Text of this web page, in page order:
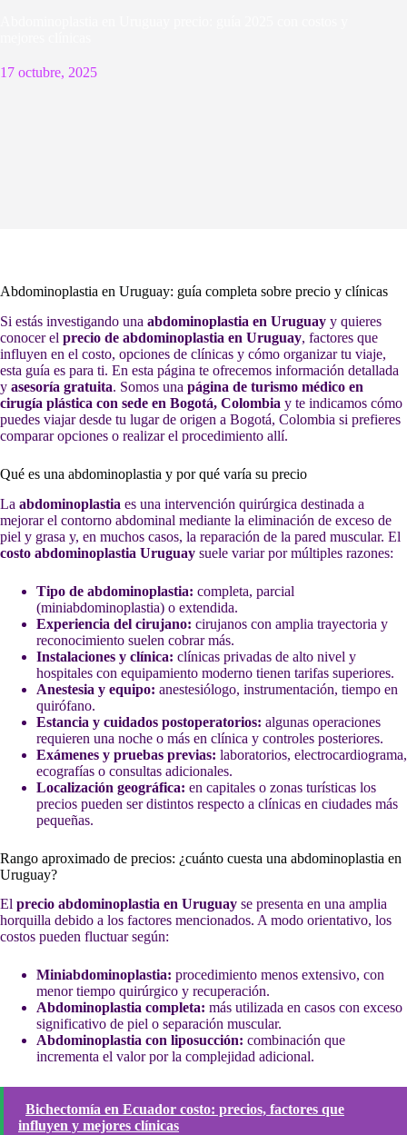
17 octubre, 2025
Abdominoplastia en Uruguay: guía completa sobre precio y clínicas
Si estás investigando una abdominoplastia en Uruguay y quieres
conocer el precio de abdominoplastia en Uruguay, factores que
influyen en el costo, opciones de clínicas y cómo organizar tu viaje,
esta guía es para ti. En esta página te ofrecemos información detallada
y asesoría gratuita. Somos una página de turismo médico en
cirugía plástica con sede en Bogotá, Colombia y te indicamos cómo
puedes viajar desde tu lugar de origen a Bogotá, Colombia si prefieres
comparar opciones o realizar el procedimiento allí.
Qué es una abdominoplastia y por qué varía su precio
La abdominoplastia es una intervención quirúrgica destinada a
mejorar el contorno abdominal mediante la eliminación de exceso de
piel y grasa y, en muchos casos, la reparación de la pared muscular. El
costo abdominoplastia Uruguay suele variar por múltiples razones:
Tipo de abdominoplastia: completa, parcial
(miniabdominoplastia) o extendida.
Experiencia del cirujano: cirujanos con amplia trayectoria y
reconocimiento suelen cobrar más.
Instalaciones y clínica: clínicas privadas de alto nivel y
hospitales con equipamiento moderno tienen tarifas superiores.
Anestesia y equipo: anestesiólogo, instrumentación, tiempo en
quirófano.
Estancia y cuidados postoperatorios: algunas operaciones
requieren una noche o más en clínica y controles posteriores.
Exámenes y pruebas previas: laboratorios, electrocardiograma,
ecografías o consultas adicionales.
Localización geográfica: en capitales o zonas turísticas los
precios pueden ser distintos respecto a clínicas en ciudades más
pequeñas.
Rango aproximado de precios: ¿cuánto cuesta una abdominoplastia en
Uruguay?
El precio abdominoplastia en Uruguay se presenta en una amplia
horquilla debido a los factores mencionados. A modo orientativo, los
costos pueden fluctuar según:
Miniabdominoplastia: procedimiento menos extensivo, con
menor tiempo quirúrgico y recuperación.
Abdominoplastia completa: más utilizada en casos con exceso
significativo de piel o separación muscular.
Abdominoplastia con liposucción: combinación que
incrementa el valor por la complejidad adicional.
Bichectomía en Ecuador costo: precios, factores que
influyen y mejores clínicas